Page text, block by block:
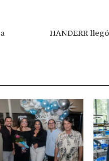
HANDERR